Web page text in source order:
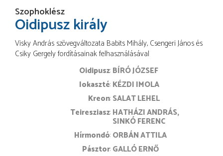
Szophoklész
Oidipusz király
Visky András szövegváltozata Babits Mihály, Csengeri János és
Csiky Gergely fordításainak felhasználásával
Oidipusz BÍRÓ JÓZSEF
Iokaszté KÉZDI IMOLA
Kreon SALAT LEHEL
Teiresziasz HATHÁZI ANDRÁS
SINKÓ FERENC
Hírmondó ORBÁN ATTILA
Pásztor GALLÓ ERNŐ